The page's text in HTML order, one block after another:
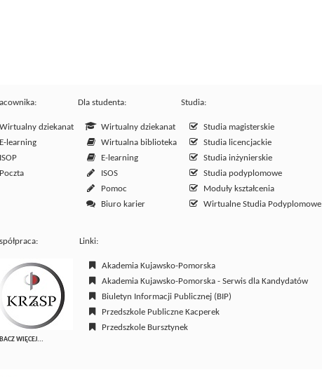
dziekanat
learning
Dla studenta:
Wirtualny dziekanat
Wirtualna biblioteka
E-learning
ISOS
Pomoc
Biuro karier
Studia:
Studia magisterskie
Studia licencjackie
Studia inżynierskie
Studia podyplomowe
Moduły kształcenia
Wirtualne Studia Podyplomowe
WIĘCEJ...
Linki:
Akademia Kujawsko-Pomorska
Akademia Kujawsko-Pomorska - Serwis dla Kandydatów
Biuletyn Informacji Publicznej (BIP)
Przedszkole Publiczne Kacperek
Przedszkole Bursztynek